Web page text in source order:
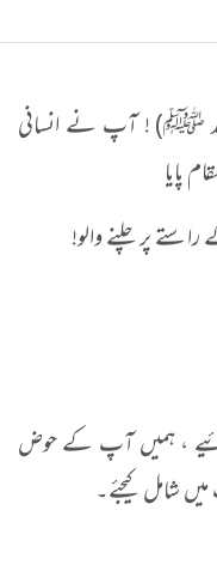
ﷺ) ! آپ نے انسانی
پایا
پر چلنے والو!
، ہمیں آپ کے حوض
شامل کیجئے۔